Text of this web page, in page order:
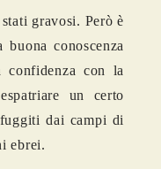
gravosi. Però è
conoscenza
confidenza con la
un certo
dai campi di
ebrei.